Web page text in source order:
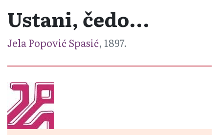
Ustani, čedo...
Jela Popović Spasić, 1897.